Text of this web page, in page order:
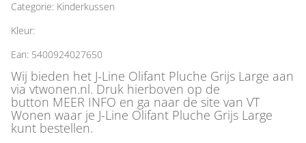
Categorie: Kinderkussen
Kleur:
Ean: 5400924027650
Wij bieden het J-Line Olifant Pluche Grijs Large aan
via vtwonen.nl. Druk hierboven op de
button MEER INFO en ga naar de site van VT
Wonen waar je J-Line Olifant Pluche Grijs Large
kunt bestellen.